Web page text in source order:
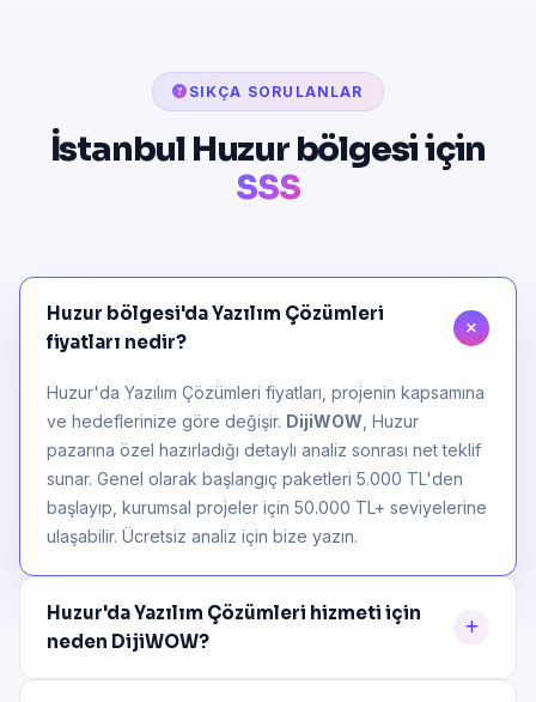
SIKÇA SORULANLAR
İstanbul Huzur bölgesi için
SSS
Huzur bölgesi'da Yazılım Çözümleri
fiyatları nedir?
Huzur'da Yazılım Çözümleri fiyatları, projenin kapsamına
ve hedeflerinize göre değişir. DijiWOW , Huzur
pazarına özel hazırladığı detaylı analiz sonrası net teklif
sunar. Genel olarak başlangıç paketleri 5.000 TL'den
başlayıp, kurumsal projeler için 50.000 TL+ seviyelerine
ulaşabilir. Ücretsiz analiz için bize yazın.
Huzur'da Yazılım Çözümleri hizmeti için
neden DijiWOW?